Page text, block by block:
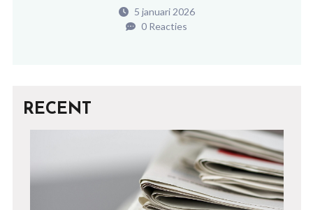
5 januari 2026
0 Reacties
RECENT